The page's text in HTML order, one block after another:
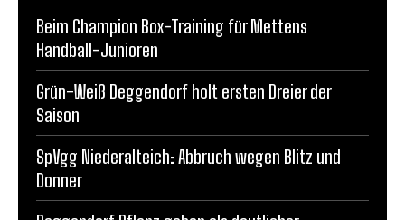
Beim Champion Box-Training für Mettens
Handball-Junioren
Grün-Weiß Deggendorf holt ersten Dreier der
Saison
SpVgg Niederalteich: Abbruch wegen Blitz und
Donner